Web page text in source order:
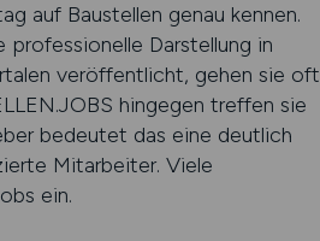
auf Baustellen genau kennen.
Darstellung in
veröffentlicht, gehen sie oft
hingegen treffen sie
bedeutet das eine deutlich
Mitarbeiter. Viele
ein.